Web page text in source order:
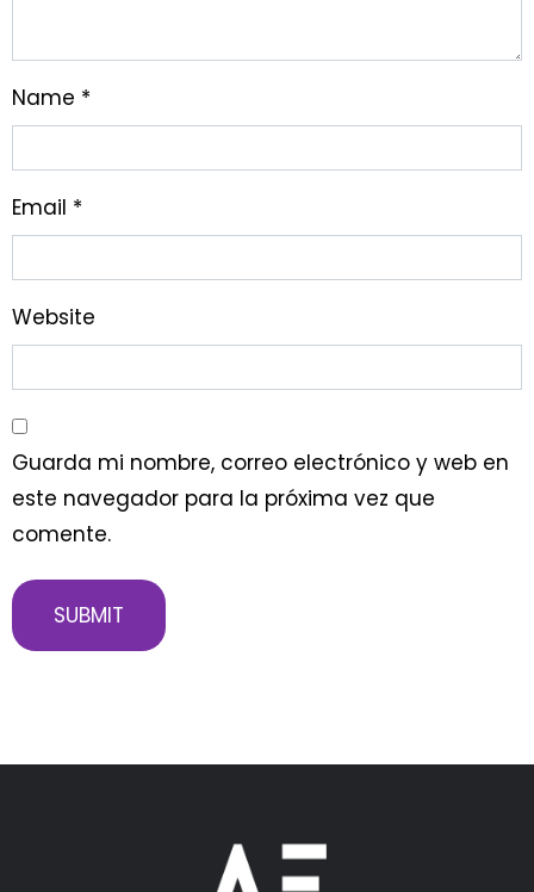
Name *
Email *
Website
Guarda mi nombre, correo electrónico y web en
este navegador para la próxima vez que
comente.